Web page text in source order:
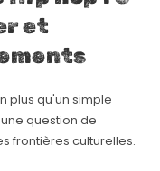
et
plus qu'un simple
question de
frontières culturelles.